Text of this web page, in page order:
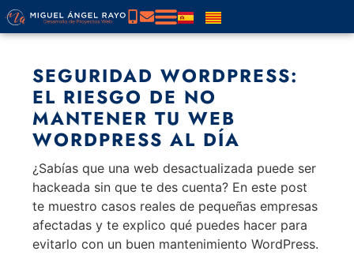
SEGURIDAD WORDPRESS:
EL RIESGO DE NO
MANTENER TU WEB
WORDPRESS AL DÍA
¿Sabías que una web desactualizada puede ser
hackeada sin que te des cuenta? En este post
te muestro casos reales de pequeñas empresas
afectadas y te explico qué puedes hacer para
evitarlo con un buen mantenimiento WordPress.